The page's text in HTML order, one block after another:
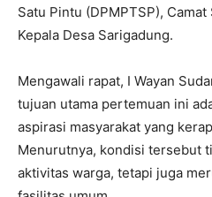
Satu Pintu (DPMPTSP),
Kepala Desa Sarigadung.
Mengawali rapat, I Wayan
tujuan utama pertemuan ini
aspirasi masyarakat yang
Menurutnya, kondisi tersebut
aktivitas warga, tetapi juga